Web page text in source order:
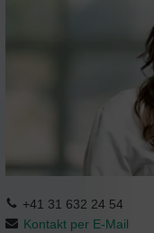
+41 31 632 24 54
Kontakt per E-Mail